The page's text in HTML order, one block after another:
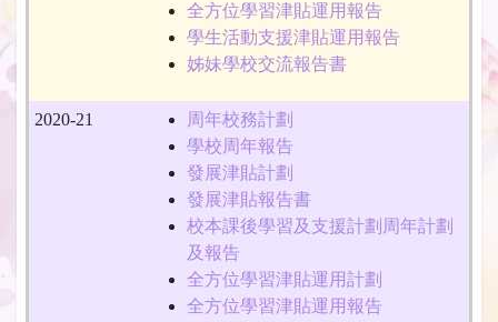
全方位學習津貼運用報告
學生活動支援津貼運用報告
姊妹學校交流報告書
2020-21
周年校務計劃
學校周年報告
發展津貼計劃
發展津貼報告書
校本課後學習及支援計劃周年計劃
及報告
全方位學習津貼運用計劃
全方位學習津貼運用報告